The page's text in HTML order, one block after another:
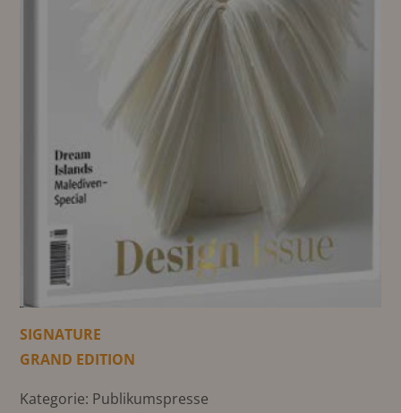
SIGNATURE
GRAND EDITION
Kategorie: Publikumspresse